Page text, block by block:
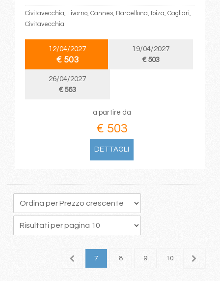
Civitavecchia, Livorno, Cannes, Barcellona, Ibiza, Cagliari,
Civitavecchia
12/04/2027
€ 503
19/04/2027
€ 503
26/04/2027
€ 563
a partire da
€ 503
DETTAGLI
6 7 8 9 10 11